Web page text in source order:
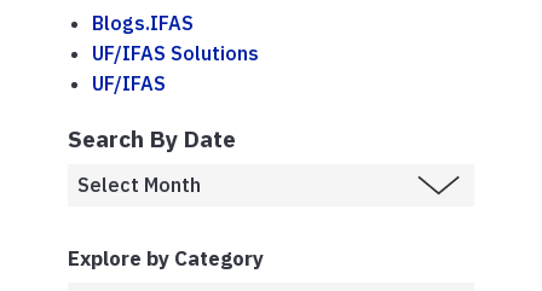
Blogs.IFAS
UF/IFAS Solutions
UF/IFAS
Search By Date
Explore by Category